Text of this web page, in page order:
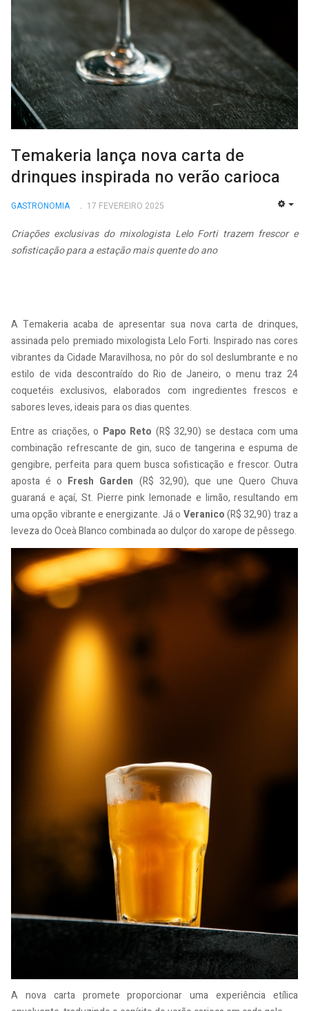
Temakeria lança nova carta de
drinques inspirada no verão carioca
GASTRONOMIA 17 FEVEREIRO 2025
Criações exclusivas do mixologista Lelo Forti trazem frescor e
sofisticação para a estação mais quente do ano
A Temakeria acaba de apresentar sua nova carta de drinques,
assinada pelo premiado mixologista Lelo Forti. Inspirado nas cores
vibrantes da Cidade Maravilhosa, no pôr do sol deslumbrante e no
estilo de vida descontraído do Rio de Janeiro, o menu traz 24
coquetéis exclusivos, elaborados com ingredientes frescos e
sabores leves, ideais para os dias quentes.
Entre as criações, o Papo Reto (R$ 32,90) se destaca com uma
combinação refrescante de gin, suco de tangerina e espuma de
gengibre, perfeita para quem busca sofisticação e frescor. Outra
aposta é o Fresh Garden (R$ 32,90), que une Quero Chuva
guaraná e açaí, St. Pierre pink lemonade e limão, resultando em
uma opção vibrante e energizante. Já o Veranico(R$ 32,90) traz a
leveza do Oceà Blanco combinada ao dulçor do xarope de pêssego.
A nova carta promete proporcionar uma experiência etílica